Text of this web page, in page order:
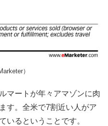
）
マートが年々アマゾンに肉
す。全米で7割近い人がア
いるということです。